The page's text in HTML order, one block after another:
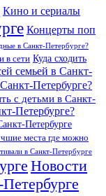
Кино и сериалы
Концерты поп
в Санкт-Петербурге?
в сети Куда сходить
семьей в Санкт-
Петербурге?
с детьми в Санкт-
Петербурге?
Петербурге
места где можно
в Санкт-Петербурге
Новости